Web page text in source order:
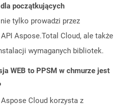
początkujących
nie tylko prowadzi przez
Aspose.Total Cloud, ale także
wymaganych bibliotek.
WEB to PPSM w chmurze jest
Cloud korzysta z